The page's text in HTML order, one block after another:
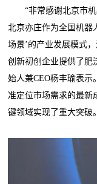
“非常感谢北京市机
北京亦庄作为全国机器
场景’的产业发展模式
创新初创企业提供了肥
始人兼CEO杨丰瑜表示
准定位市场需求的最新
键领域实现了重大突破。